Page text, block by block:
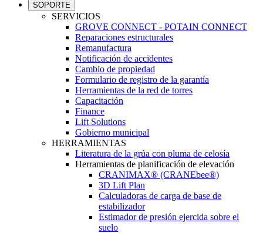
SOPORTE
SERVICIOS
GROVE CONNECT - POTAIN CONNECT
Reparaciones estructurales
Remanufactura
Notificación de accidentes
Cambio de propiedad
Formulario de registro de la garantía
Herramientas de la red de torres
Capacitación
Finance
Lift Solutions
Gobierno municipal
HERRAMIENTAS
Literatura de la grúa con pluma de celosía
Herramientas de planificación de elevación
CRANIMAX® (CRANEbee®)
3D Lift Plan
Calculadoras de carga de base de
estabilizador
Estimador de presión ejercida sobre el
suelo